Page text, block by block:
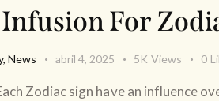
For
, News abril 4, 2025 5K Views 0
Zodiac sign have an influence